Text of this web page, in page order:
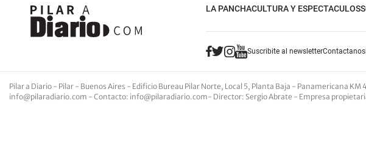
LA PANCHACULTURA Y ESPECTACULOS
Suscribite al newsletterContactanos
Pilar a Diario - Pilar - Buenos Aires - Edificio Bureau Pilar Norte, Local 5, Planta Baja - Panamericana
info@pilaradiario.com - Contacto: info@pilaradiario.com- Director: Sergio Abrate - Empresa